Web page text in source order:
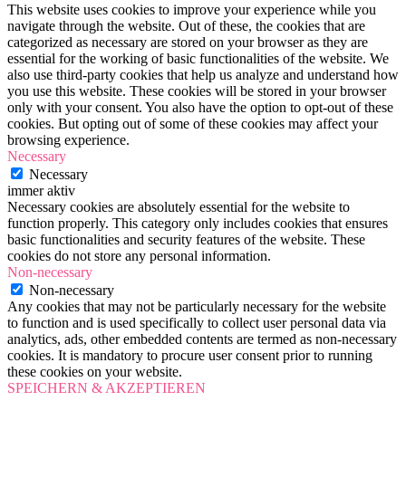
This website uses cookies to improve your experience while you
navigate through the website. Out of these, the cookies that are
categorized as necessary are stored on your browser as they are
essential for the working of basic functionalities of the website. We
also use third-party cookies that help us analyze and understand how
you use this website. These cookies will be stored in your browser
only with your consent. You also have the option to opt-out of these
cookies. But opting out of some of these cookies may affect your
browsing experience.
Necessary
Necessary
immer aktiv
Necessary cookies are absolutely essential for the website to
function properly. This category only includes cookies that ensures
basic functionalities and security features of the website. These
cookies do not store any personal information.
Non-necessary
Non-necessary
Any cookies that may not be particularly necessary for the website
to function and is used specifically to collect user personal data via
analytics, ads, other embedded contents are termed as non-necessary
cookies. It is mandatory to procure user consent prior to running
these cookies on your website.
SPEICHERN & AKZEPTIEREN